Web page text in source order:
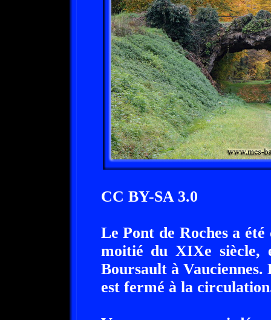
CC BY-SA 3.0
Le Pont de Roches a
moitié du XIXe siècle,
Boursault à
est fermé à la